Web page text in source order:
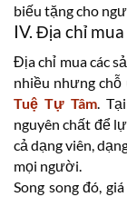
biếu tặng cho
IV. Địa chỉ
Địa chỉ mua các
nhiều nhưng
Tuệ Tự Tâm.
nguyên chất để
cả dạng viên,
mọi người.
Song song đó,